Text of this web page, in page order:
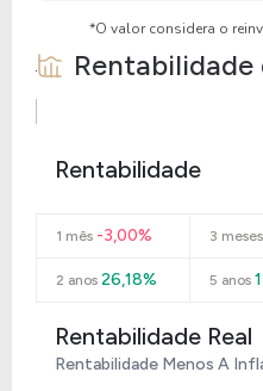
*O valor considera o
Rentabilidade
Rentabilidade
1 mês -3,00% 3 meses
2 anos 26,18% 5 anos
Rentabilidade Real
Rentabilidade Menos A